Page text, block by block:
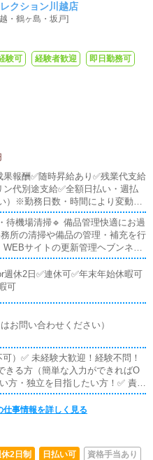
＆インセンティブ多数！!シ
内容！特別なスキルや知識
クション川越店
・鶴ヶ島・坂戸]
験可 経験者歓迎
即日勤務可
報酬✅随時昇給あり✅残業代支給
ン代別途支給✅全額日払い・週払
）※勤務日数・時間により変動ア
待機場清掃🔹 備品管理快適にお過
所の清掃や備品の管理・補充を行
サイトの更新管理ヘブンネッ
等の店舗情報更新作業を行ってい
出勤情報やイベント、求人ブログ
的にはボタンを押すだけや、ブロ
ライバーの手配・送迎指示お客
・説明をお願いします。予約の確
バーに通達します。簡単なマニュ
軽に聞ける環境ですので、未経験
。▼その他▼■ドライバー業務■キ
キャストさんの面接■女の子のメ
休2日✅連休可✅年末年始休暇可
可
お問い合わせください）
）✅ 未経験大歓迎！経験不問！
きる方（簡単な入力ができればO
方・独立を目指したい方！✅ 責任
て真剣な方！✅ 接客業・営業経
高待遇！✅ 運転免許がなくても
仕事情報を詳しく見る
2日制 日払い可
資格手当あり